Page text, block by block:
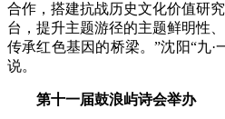
合作，搭建抗战历史文化价值研
台，提升主题游径的主题鲜明性
传承红色基因的桥梁。”沈阳“九·
说。
第十一届鼓浪屿诗会举办